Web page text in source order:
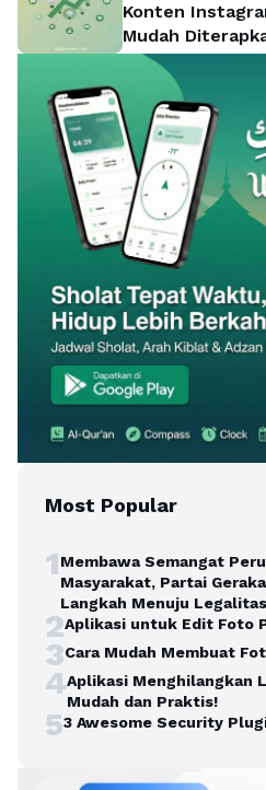
Konten
Mudah
Most Popular
1Membawa Semangat
Masyarakat, Partai
Langkah Menuju
2Aplikasi untuk Edit Foto
3Cara Mudah Membuat
4Aplikasi Menghilangkan
Mudah dan Praktis!
53 Awesome Security